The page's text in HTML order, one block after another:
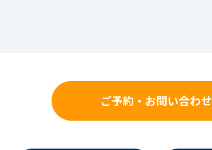
ご予約・お問い合わせ